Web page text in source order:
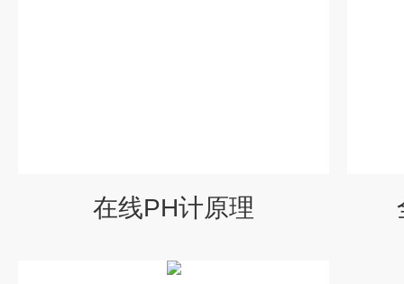
在线PH计原理